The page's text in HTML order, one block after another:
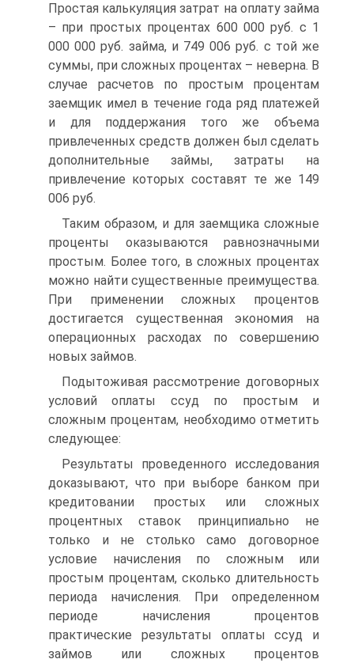
Простая калькуляция затрат на оплату займа
– при простых процентах 600 000 руб. с 1
000 000 руб. займа, и 749 006 руб. с той же
суммы, при сложных процентах – неверна. В
случае расчетов по простым процентам
заемщик имел в течение года ряд платежей
и для поддержания того же объема
привлеченных средств должен был сделать
дополнительные займы, затраты на
привлечение которых составят те же 149
006 руб.
Таким образом, и для заемщика сложные
проценты оказываются равнозначными
простым. Более того, в сложных процентах
можно найти существенные преимущества.
При применении сложных процентов
достигается существенная экономия на
операционных расходах по совершению
новых займов.
Подытоживая рассмотрение договорных
условий оплаты ссуд по простым и
сложным процентам, необходимо отметить
следующее:
Результаты проведенного исследования
доказывают, что при выборе банком при
кредитовании простых или сложных
процентных ставок принципиально не
только и не столько само договорное
условие начисления по сложным или
простым процентам, сколько длительность
периода начисления. При определенном
периоде начисления процентов
практические результаты оплаты ссуд и
займов или сложных процентов